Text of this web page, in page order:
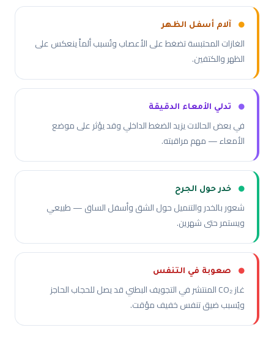
آلام أسفل الظهر
الغازات المحتبسة تضغط على الأعصاب وتُسبب ألماً ينعكس على
الظهر والكتفين.
تدلي الأمعاء الدقيقة
في بعض الحالات يزيد الضغط الداخلي وقد يؤثر على موضع
الأمعاء — مهم مراقبته.
خدر حول الجرح
شعور بالخدر والتنميل حول الشق وأسفل الساق — طبيعي
ويستمر حتى شهرين.
صعوبة في التنفس
غاز CO₂ المنتشر في التجويف البطني قد يصل للحجاب الحاجز
ويُسبب ضيق تنفس خفيف مؤقت.